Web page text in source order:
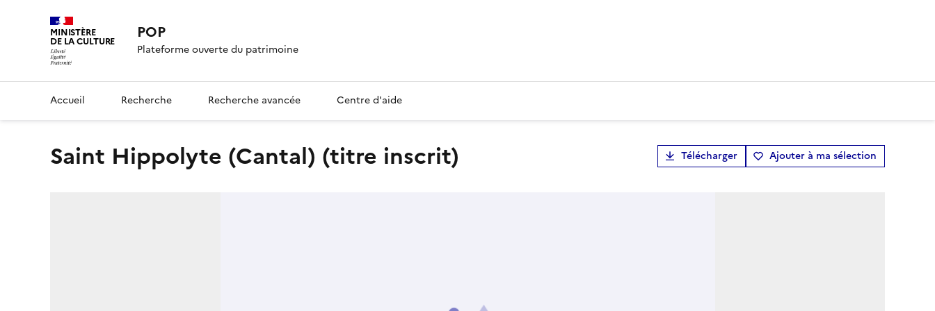
MINISTÈRE
DE LA CULTURE POP
Plateforme ouverte du patrimoine
Accueil Recherche Recherche avancée Centre d'aide
Saint Hippolyte (Cantal) (titre inscrit) Télécharger Ajouter à ma sélection